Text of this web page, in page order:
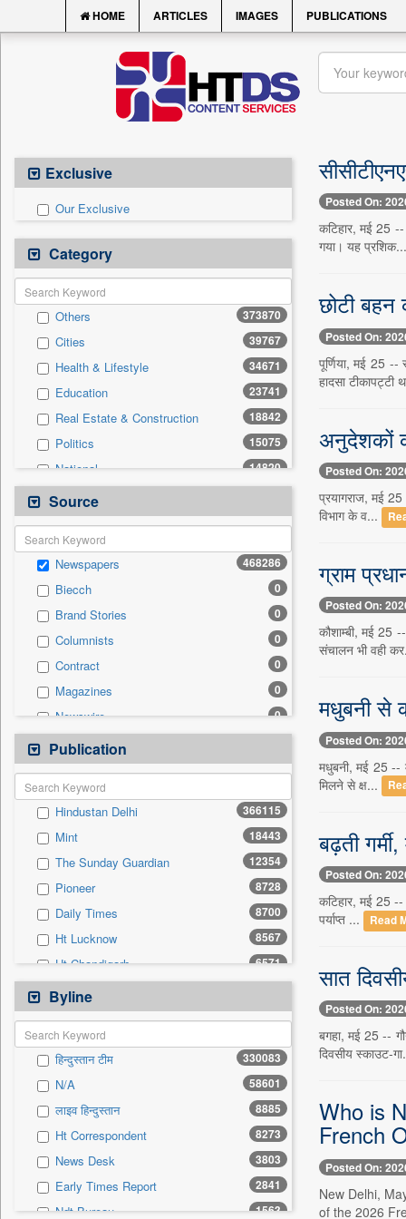
HOME ARTICLES IMAGES PUBLICATIONS
Exclusive
Our Exclusive
Category
Others 373870
Cities 39767
Health & Lifestyle 34671
Education 23741
Real Estate & Construction 18842
Politics 15075
National 14820
Technology
Business & Finance 12051
Sports
International 7778
Travel 3025
Employment 2219
Entertainment 2202
Auto 1404
General News 0
Government News 0
Press Release
Source
Newspapers 468286
Biecch 0
Brand Stories 0
Columnists 0
Contract 0
Magazines 0
Newswire 0
Online News
Patentwipo 0
Press Release
Sec 0
Solicitation 0
Publication
Hindustan Delhi 366115
Mint 18443
The Sunday Guardian 12354
Pioneer 8728
Daily Times 8700
Ht Lucknow 8567
Ht Chandigarh 6571
Siasat Daily
Ht Mumbai 3114
Early Times
Herald Goa 2884
Daily News Sri Lanka 1944
Kashmir Images 1873
Ekantipur.com 1762
The New Nation 1714
Daily Mirror Sri Lanka 1650
Byline
हिन्दुस्तान टीम 330083
N/A 58601
लाइव हिन्दुस्तान 8885
Ht Correspondent 8273
News Desk 3803
Early Times Report 2841
Ndt Bureau 1563
Posted On:
कटिहार, मई 25 --
गया। यह प्रशिक...
छोटी
Posted On:
पूर्णिया, मई 25
हादसा टीकापट्टी
अनुदेशकों
Posted On:
प्रयागराज, मई
विभाग के व...
ग्राम
Posted On:
कौशाम्बी, मई 25
संचालन भी वही
मधुबनी से
Posted On:
मधुबनी, मई 25 --
मिलने से क्ष...
बढ़ती
Posted On:
कटिहार, मई 25 --
पर्याप्त ...
Read
सात
Posted On:
बगहा, मई 25 --
दिवसीय स्काउट-
Who is
French
Posted On:
New Delhi,
of the 2026